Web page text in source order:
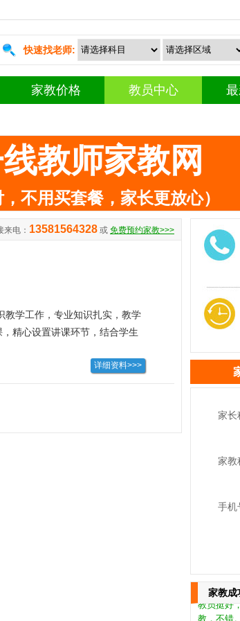
快速找老师:
家教价格 教员中心
教师家教网
，不用买套餐，家长更放心）
电： 13581564328 或 免费预约家教>>>
教学工作，专业知识扎实，教学
精心设置讲课环节，结合学生
励学生的思考，并鼓励他和我
课。经过系统化辅导后学生成绩
详细资料>>>
家长
家教
手机
家教成
教员很负
作，很不
第一次来
康家长反
教员挺好
教，不错。